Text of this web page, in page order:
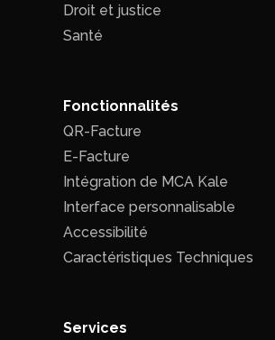
Droit et justice
Santé
Fonctionnalités
QR-Facture
E-Facture
Intégration de MCA Kale
Interface personnalisable
Accessibilité
Caractéristiques Techniques
Services